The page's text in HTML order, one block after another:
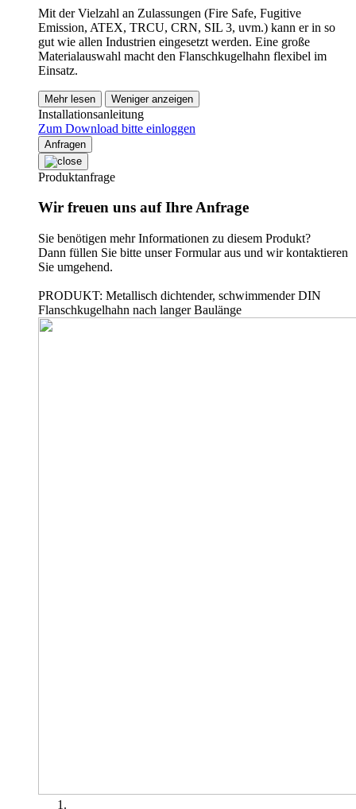
Mit der Vielzahl an Zulassungen (Fire Safe, Fugitive
Emission, ATEX, TRCU, CRN, SIL 3, uvm.) kann er in so
gut wie allen Industrien eingesetzt werden. Eine große
Materialauswahl macht den Flanschkugelhahn flexibel im
Einsatz.
Mehr lesen Weniger anzeigen
Installationsanleitung
Zum Download bitte einloggen
Anfragen
Produktanfrage
Wir freuen uns auf Ihre Anfrage
Sie benötigen mehr Informationen zu diesem Produkt?
Dann füllen Sie bitte unser Formular aus und wir kontaktieren
Sie umgehend.
PRODUKT: Metallisch dichtender, schwimmender DIN
Flanschkugelhahn nach langer Baulänge